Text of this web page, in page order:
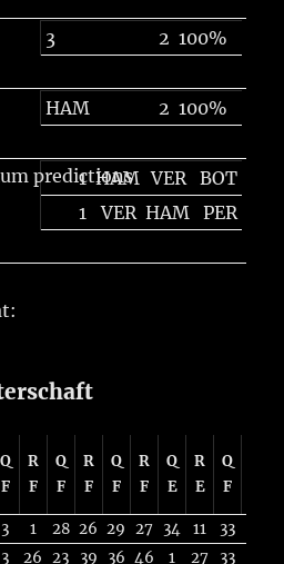
3 2 100%
HAM 2 100%
predictions
1 HAM VER
BOT
1
VER HAM PER
Q
F
R
F
Q
F
R
F
Q
F
R
F
Q
E
R
E
Q
F
3 1 28 26 29 27 34 11 33
3 26 23 39 36 46 1 27 33